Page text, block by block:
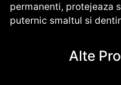
permanenti, protejeaza
puternic smaltul si
Alte